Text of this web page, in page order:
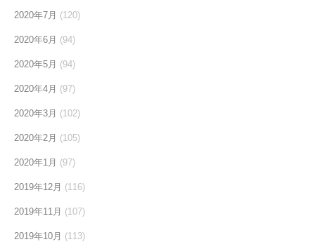
2020年7月 (120)
2020年6月 (94)
2020年5月 (94)
2020年4月 (97)
2020年3月 (102)
2020年2月 (105)
2020年1月 (97)
2019年12月 (116)
2019年11月 (107)
2019年10月 (113)